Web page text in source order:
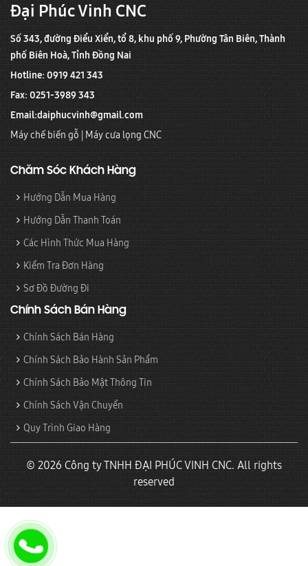
Đại Phúc Vinh CNC
Số 343, đường Điểu Xiển, tổ 8, khu phố 9, Phường Tân Biên, Thành
phố Biên Hoà, Tỉnh Đồng Nai
Hotline: 0919 421 343
Fax: 0251-3989 343
Email:daiphucvinh@gmail.com
Máy chế biến gỗ | Máy cưa lọng CNC
Chăm Sóc Khách Hàng
Hướng Dẫn Mua Hàng
Hướng Dẫn Thanh Toán
Các Hình Thức Mua Hàng
Kiểm Tra Đơn Hàng
Sơ Đồ Đường Đi
Chính Sách Bán Hàng
Chính Sách Bán Hàng
Chính Sách Bảo Hành Sản Phẩm
Chính Sách Bảo Mật Thông Tin
Chính Sách Vận Chuyển
Quy Trình Giao Hàng
© 2026 Công ty TNHH ĐẠI PHÚC VINH CNC. All rights
reserved